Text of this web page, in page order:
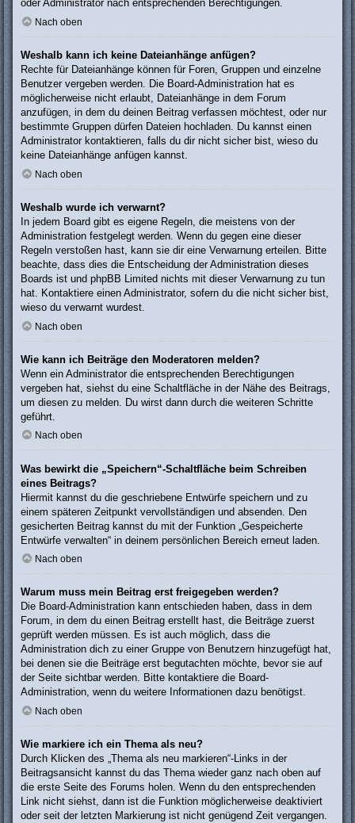
oder Administrator nach entsprechenden Berechtigungen.
Nach oben
Weshalb kann ich keine Dateianhänge anfügen?
Rechte für Dateianhänge können für Foren, Gruppen und einzelne
Benutzer vergeben werden. Die Board-Administration hat es
möglicherweise nicht erlaubt, Dateianhänge in dem Forum
anzufügen, in dem du deinen Beitrag verfassen möchtest, oder nur
bestimmte Gruppen dürfen Dateien hochladen. Du kannst einen
Administrator kontaktieren, falls du dir nicht sicher bist, wieso du
keine Dateianhänge anfügen kannst.
Nach oben
Weshalb wurde ich verwarnt?
In jedem Board gibt es eigene Regeln, die meistens von der
Administration festgelegt werden. Wenn du gegen eine dieser
Regeln verstoßen hast, kann sie dir eine Verwarnung erteilen. Bitte
beachte, dass dies die Entscheidung der Administration dieses
Boards ist und phpBB Limited nichts mit dieser Verwarnung zu tun
hat. Kontaktiere einen Administrator, sofern du die nicht sicher bist,
wieso du verwarnt wurdest.
Nach oben
Wie kann ich Beiträge den Moderatoren melden?
Wenn ein Administrator die entsprechenden Berechtigungen
vergeben hat, siehst du eine Schaltfläche in der Nähe des Beitrags,
um diesen zu melden. Du wirst dann durch die weiteren Schritte
geführt.
Nach oben
Was bewirkt die „Speichern“-Schaltfläche beim Schreiben
eines Beitrags?
Hiermit kannst du die geschriebene Entwürfe speichern und zu
einem späteren Zeitpunkt vervollständigen und absenden. Den
gesicherten Beitrag kannst du mit der Funktion „Gespeicherte
Entwürfe verwalten“ in deinem persönlichen Bereich erneut laden.
Nach oben
Warum muss mein Beitrag erst freigegeben werden?
Die Board-Administration kann entschieden haben, dass in dem
Forum, in dem du einen Beitrag erstellt hast, die Beiträge zuerst
geprüft werden müssen. Es ist auch möglich, dass die
Administration dich zu einer Gruppe von Benutzern hinzugefügt hat,
bei denen sie die Beiträge erst begutachten möchte, bevor sie auf
der Seite sichtbar werden. Bitte kontaktiere die Board-
Administration, wenn du weitere Informationen dazu benötigst.
Nach oben
Wie markiere ich ein Thema als neu?
Durch Klicken des „Thema als neu markieren“-Links in der
Beitragsansicht kannst du das Thema wieder ganz nach oben auf
die erste Seite des Forums holen. Wenn du den entsprechenden
Link nicht siehst, dann ist die Funktion möglicherweise deaktiviert
oder seit der letzten Markierung ist nicht genügend Zeit vergangen.